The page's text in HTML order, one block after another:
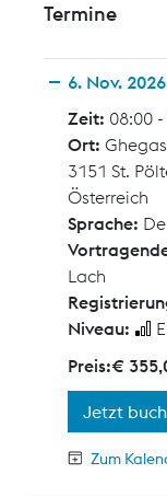
Termine
6. Nov. 2026
Zeit: 08:00
Ort:
3151 St.
Österreich
Sprache:
Lach
Niveau:
Preis:€
Jetzt
Zum